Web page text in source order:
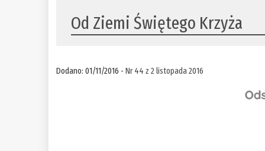
Od Ziemi Świętego Krzyża
Dodano: 01/11/2016 -Nr 44 z 2 listopada 2016